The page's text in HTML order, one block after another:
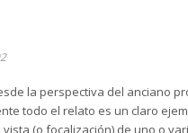
la perspectiva del anciano
todo el relato es un claro
(o focalización) de uno o